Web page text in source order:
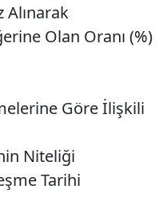
Alınarak
Olan Oranı (%)
Göre İlişkili
Niteliği
Tarihi